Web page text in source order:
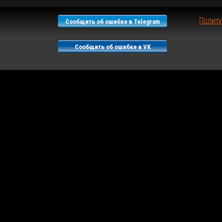
Сообщить об ошибке в Telegram
Сообщить об ошибке в VK